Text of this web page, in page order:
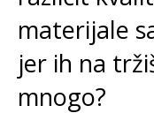
materijale
jer ih na
mnogo?